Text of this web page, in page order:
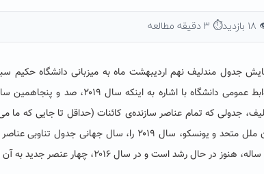
⏱ ۳ دقیقه مطالعه
جدول مندلیف نهم اردیبهشت ماه به میزبانی دانشگاه حکیم
همایش در گفتگو با روابط عمومی
جدولی که تمام عناصر سازنده‌ی کائنات (حداقل تا جایی که ما
۲۰۱۹ را، سال جهانی جدول تناوبی عناصر شیمیایی (